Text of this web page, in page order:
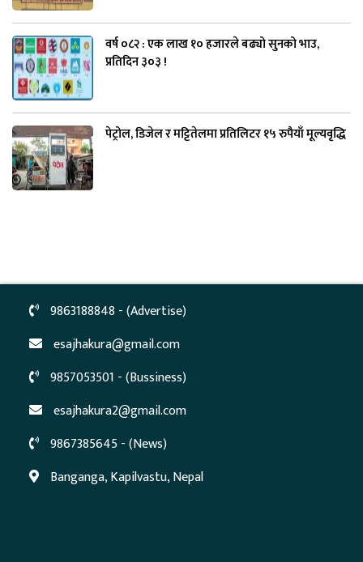
वर्ष ०८२ : एक लाख १० हजारले बढ्यो सुनको भाउ,
प्रतिदिन ३०३ !
पेट्रोल, डिजेल र मट्टितेलमा प्रतिलिटर १५ रुपैयाँ मूल्यवृद्धि
9863188848 - (Advertise)
esajhakura@gmail.com
9857053501 - (Bussiness)
esajhakura2@gmail.com
9867385645 - (News)
Banganga, Kapilvastu, Nepal